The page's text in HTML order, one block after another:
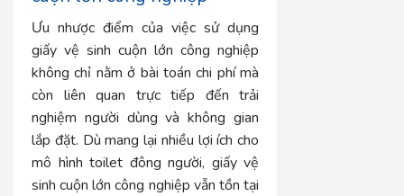
Ưu nhược điểm của việc sử dụng
giấy vệ sinh cuộn lớn công nghiệp
không chỉ nằm ở bài toán chi phí mà
còn liên quan trực tiếp đến trải
nghiệm người dùng và không gian
lắp đặt. Dù mang lại nhiều lợi ích cho
mô hình toilet đông người, giấy vệ
sinh cuộn lớn công nghiệp vẫn tồn tại